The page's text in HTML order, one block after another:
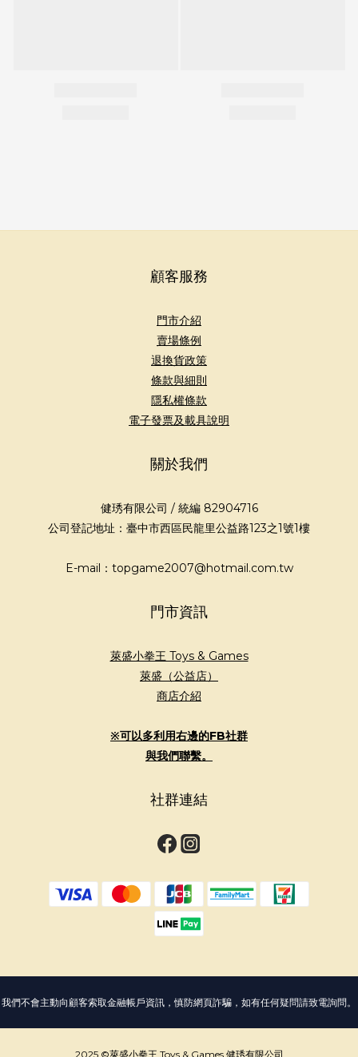
顧客服務
門市介紹
賣場條例
退換貨政策
條款與細則
隱私權條款
電子發票及載具說明
關於我們
健琇有限公司 / 統編 82904716
公司登記地址：臺中市西區民龍里公益路123之1號1樓
E-mail：topgame2007@hotmail.com.tw
門市資訊
萊盛小拳王 Toys & Games
萊盛（公益店）
商店介紹
※可以多利用右邊的FB社群
與我們聯繫。
社群連結
我們不會主動向顧客索取金融帳戶資訊，慎防網頁詐騙，如有任何疑問請致電詢問。
2025 ©萊盛小拳王 Toys & Games 健琇有限公司